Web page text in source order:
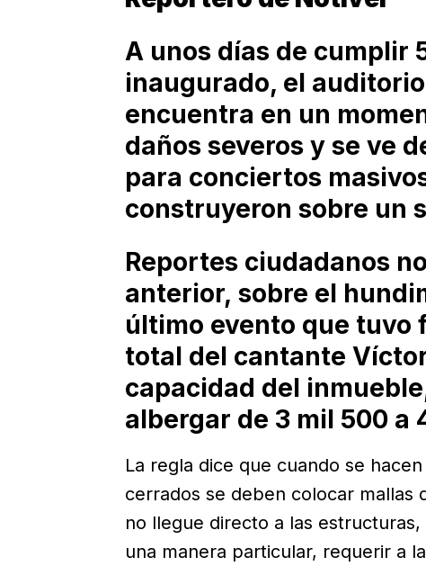
A unos días de cumplir
inaugurado, el
encuentra en un
daños severos y se ve
para conciertos
construyeron sobre un
Reportes ciudadanos
anterior, sobre el
último evento que tuvo
total del cantante
capacidad del
albergar de 3 mil 500 a
La regla dice que cuando se
cerrados se deben colocar mallas
no llegue directo a las
una manera particular, requerir a